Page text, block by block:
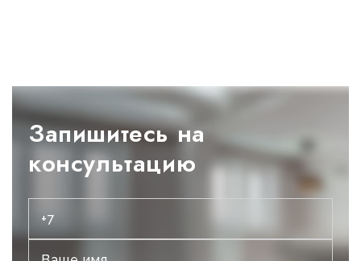
Запишитесь на
консультацию